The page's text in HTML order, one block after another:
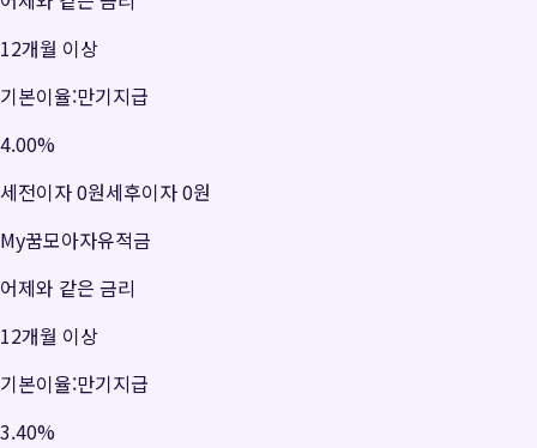
12개월 이상
기본이율:만기지급
4.00%
세전이자0원세후이자0원
My꿈모아자유적금
어제와 같은 금리
12개월 이상
기본이율:만기지급
3.40%